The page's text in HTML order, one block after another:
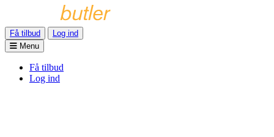
Få tilbud
Log ind
Menu
Få tilbud
Log ind